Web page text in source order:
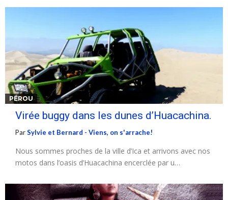
PÉROU
Virée buggy dans les dunes d’Huacachina.
ParSylvie et Bernard - Viens, on s'arrache!
Nous sommes proches de la ville d’Ica et arrivons avec nos
motos dans l’oasis d’Huacachina encerclée par u…